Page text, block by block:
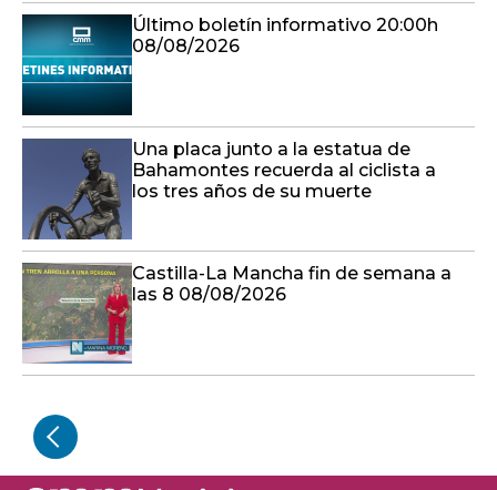
Último boletín informativo 20:00h
08/08/2026
Una placa junto a la estatua de
Bahamontes recuerda al ciclista a
los tres años de su muerte
Castilla-La Mancha fin de semana a
las 8 08/08/2026